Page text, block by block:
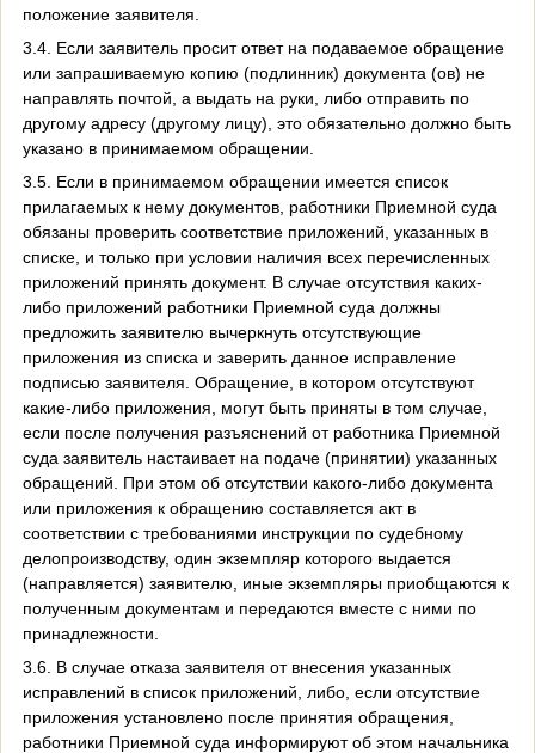
положение заявителя.
3.4. Если заявитель просит ответ на подаваемое обращение
или запрашиваемую копию (подлинник) документа (ов) не
направлять почтой, а выдать на руки, либо отправить по
другому адресу (другому лицу), это обязательно должно быть
указано в принимаемом обращении.
3.5. Если в принимаемом обращении имеется список
прилагаемых к нему документов, работники Приемной суда
обязаны проверить соответствие приложений, указанных в
списке, и только при условии наличия всех перечисленных
приложений принять документ. В случае отсутствия каких-
либо приложений работники Приемной суда должны
предложить заявителю вычеркнуть отсутствующие
приложения из списка и заверить данное исправление
подписью заявителя. Обращение, в котором отсутствуют
какие-либо приложения, могут быть приняты в том случае,
если после получения разъяснений от работника Приемной
суда заявитель настаивает на подаче (принятии) указанных
обращений. При этом об отсутствии какого-либо документа
или приложения к обращению составляется акт в
соответствии с требованиями инструкции по судебному
делопроизводству, один экземпляр которого выдается
(направляется) заявителю, иные экземпляры приобщаются к
полученным документам и передаются вместе с ними по
принадлежности.
3.6. В случае отказа заявителя от внесения указанных
исправлений в список приложений, либо, если отсутствие
приложения установлено после принятия обращения,
работники Приемной суда информируют об этом начальника